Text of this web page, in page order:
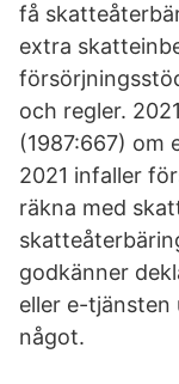
få
extra
och regler.
(1987:667) om
2021 infaller
räkna med
godkänner
eller e-tjänsten
något.